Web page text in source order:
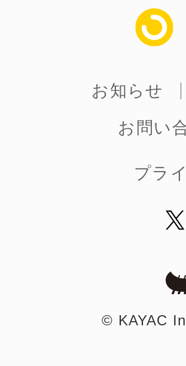
お知らせ
お問い
プラ
©︎ KAYAC
お知らせ
お問い
プラ